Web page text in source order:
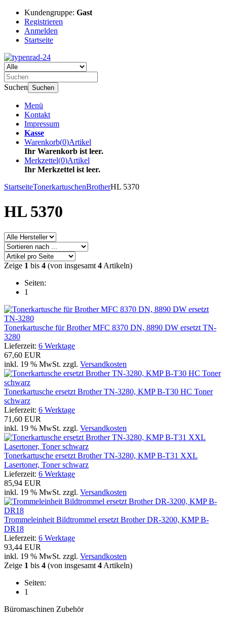
Kundengruppe: Gast
Registrieren
Anmelden
Startseite
Suchen Suchen
Menü
Kontakt
Impressum
Kasse
Warenkorb(0)Artikel
Ihr Warenkorb ist leer.
Merkzettel(0)Artikel
Ihr Merkzettel ist leer.
StartseiteTonerkartuschenBrotherHL 5370
HL 5370
Zeige 1 bis 4 (von insgesamt 4 Artikeln)
Seiten:
1
Tonerkartusche für Brother MFC 8370 DN, 8890 DW ersetzt TN-
3280
Lieferzeit: 6 Werktage
67,60 EUR
inkl. 19 % MwSt. zzgl. Versandkosten
Tonerkartusche ersetzt Brother TN-3280, KMP B-T30 HC Toner
schwarz
Lieferzeit: 6 Werktage
71,60 EUR
inkl. 19 % MwSt. zzgl. Versandkosten
Tonerkartusche ersetzt Brother TN-3280, KMP B-T31 XXL
Lasertoner, Toner schwarz
Lieferzeit: 6 Werktage
85,94 EUR
inkl. 19 % MwSt. zzgl. Versandkosten
Trommeleinheit Bildtrommel ersetzt Brother DR-3200, KMP B-
DR18
Lieferzeit: 6 Werktage
93,44 EUR
inkl. 19 % MwSt. zzgl. Versandkosten
Zeige 1 bis 4 (von insgesamt 4 Artikeln)
Seiten:
1
Büromaschinen Zubehör